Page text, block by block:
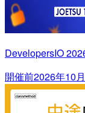
DevelopersIO
開催前2026年10